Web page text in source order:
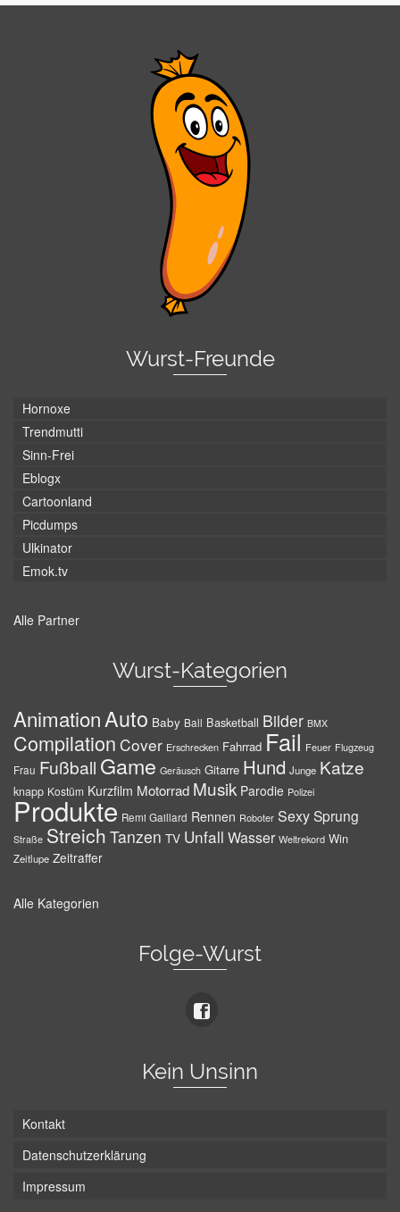
Wurst-Freunde
Hornoxe
Trendmutti
Sinn-Frei
Eblogx
Cartoonland
Picdumps
Ulkinator
Emok.tv
Alle Partner
Wurst-Kategorien
AnimationAuto Baby Ball Basketball Bilder BMX
Compilation Cover Erschrecken Fahrrad Fail Feuer Flugzeug
Frau Fußball Game Geräusch Gitarre Hund Junge Katze
knapp Kostüm Kurzfilm Motorrad Musik Parodie Polizei
Produkte Remi Gaillard Rennen Roboter SexySprung
Straße Streich Tanzen TV Unfall Wasser Weltrekord Win
Zeitlupe Zeitraffer
Alle Kategorien
Folge-Wurst
Kein Unsinn
Kontakt
Datenschutzerklärung
Impressum